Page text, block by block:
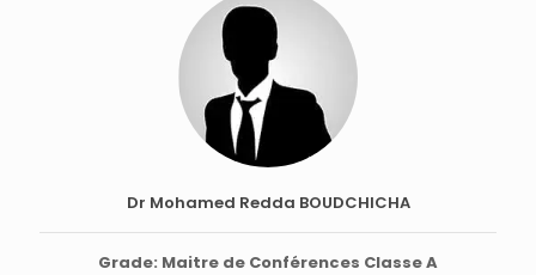
Dr Mohamed Redda BOUDCHICHA
Grade: Maitre de Conférences Classe A